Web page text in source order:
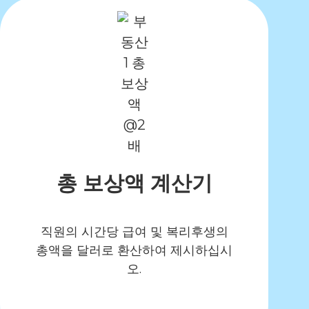
총 보상액 계산기
직원의 시간당 급여 및 복리후생의
총액을 달러로 환산하여 제시하십시
오.